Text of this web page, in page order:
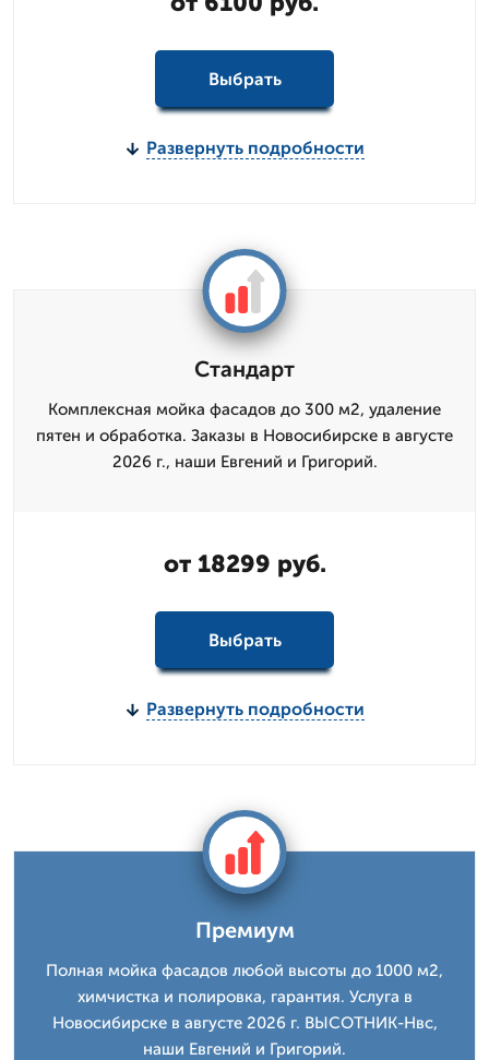
Выбрать
Развернуть подробности
Стандарт
Комплексная мойка фасадов до 300 м2, удаление
пятен и обработка. Заказы в Новосибирске в августе
2026 г., наши Евгений и Григорий.
от 18299 руб.
Выбрать
Развернуть подробности
Премиум
Полная мойка фасадов любой высоты до 1000 м2,
химчистка и полировка, гарантия. Услуга в
Новосибирске в августе 2026 г. ВЫСОТНИК-Нвс,
наши Евгений и Григорий.